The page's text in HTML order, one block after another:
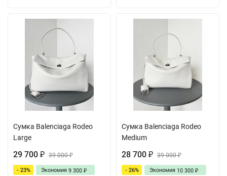
Сумка Balenciaga Rodeo
Large
29 700 ₽ 39 000₽
- 23% Экономия 9 300 ₽
Сумка Balenciaga Rodeo
Medium
28 700 ₽ 39 000₽
- 26% Экономия 10 300 ₽